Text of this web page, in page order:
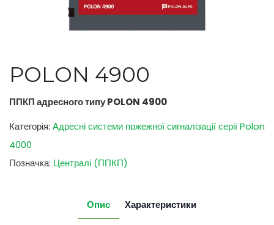
POLON 4900
ППКП адресного типу POLON 4900
Категорія: Адресні системи пожежної сигналізації серії Polon
4000
Позначка: Централі (ППКП)
Опис Характеристики